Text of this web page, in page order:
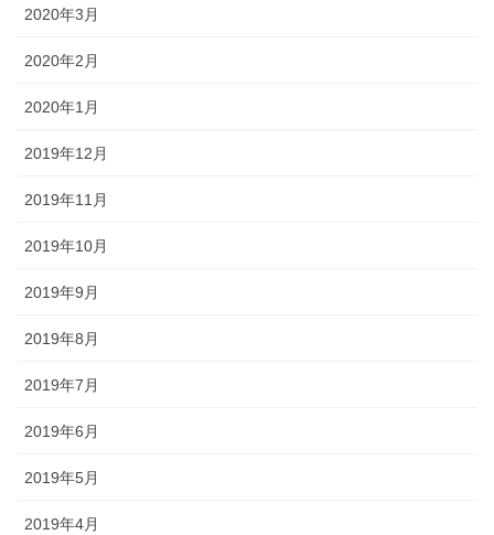
2020年3月
2020年2月
2020年1月
2019年12月
2019年11月
2019年10月
2019年9月
2019年8月
2019年7月
2019年6月
2019年5月
2019年4月